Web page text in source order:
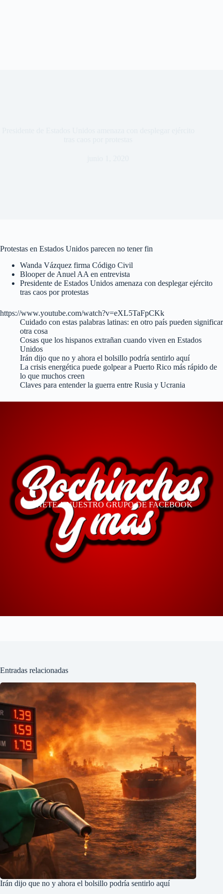
Protestas en Estados Unidos parecen no tener fin
Wanda Vázquez firma Código Civil
Blooper de Anuel AA en entrevista
Presidente de Estados Unidos amenaza con desplegar ejército
tras caos por protestas
https://www.youtube.com/watch?v=eXL5TaFpCKk
Cuidado con estas palabras latinas: en otro país pueden significar
otra cosa
Cosas que los hispanos extrañan cuando viven en Estados
Unidos
Irán dijo que no y ahora el bolsillo podría sentirlo aquí
La crisis energética puede golpear a Puerto Rico más rápido de
lo que muchos creen
Claves para entender la guerra entre Rusia y Ucrania
ÚNETE A NUESTRO GRUPO DE FACEBOOK
Entradas relacionadas
Irán dijo que no y ahora el bolsillo podría sentirlo aquí